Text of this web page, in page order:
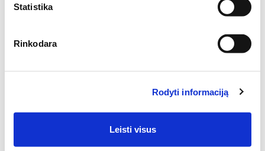
Statistika
Rinkodara
Rodyti informaciją
Leisti visus
El. pašto adresas:
Klausimas: